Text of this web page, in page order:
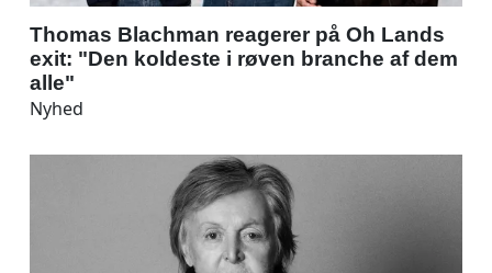
Thomas Blachman reagerer på Oh Lands
exit: "Den koldeste i røven branche af dem
alle"
Nyhed